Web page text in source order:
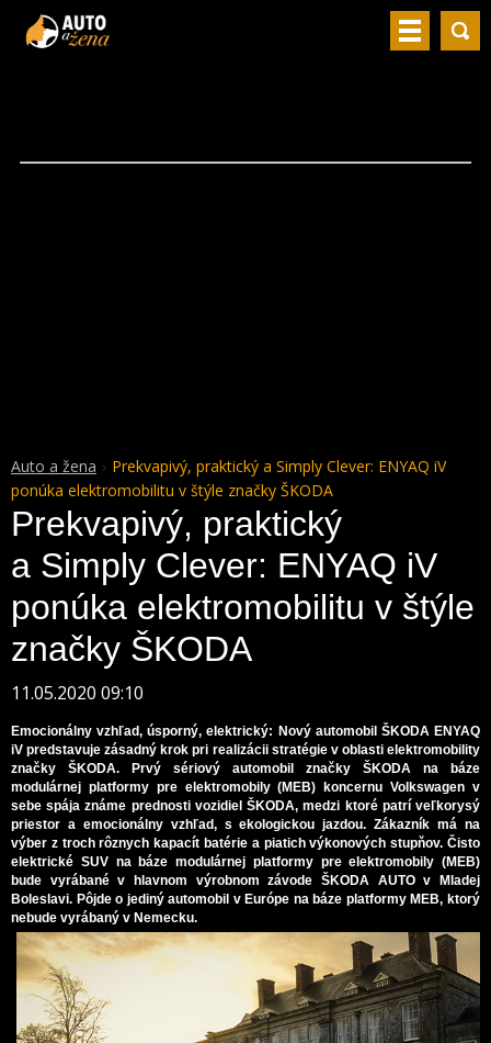
Auto a žena
Prekvapivý, praktický a Simply Clever: ENYAQ iV
ponúka elektromobilitu v štýle značky ŠKODA
Prekvapivý, praktický
a Simply Clever: ENYAQ iV
ponúka elektromobilitu v štýle
značky ŠKODA
11.05.2020 09:10
Emocionálny vzhľad, úsporný, elektrický: Nový automobil ŠKODA ENYAQ
iV predstavuje zásadný krok pri realizácii stratégie v oblasti elektromobility
značky ŠKODA. Prvý sériový automobil značky ŠKODA na báze
modulárnej platformy pre elektromobily (MEB) koncernu Volkswagen v
sebe spája známe prednosti vozidiel ŠKODA, medzi ktoré patrí veľkorysý
priestor a emocionálny vzhľad, s ekologickou jazdou. Zákazník má na
výber z troch rôznych kapacít batérie a piatich výkonových stupňov. Čisto
elektrické SUV na báze modulárnej platformy pre elektromobily (MEB)
bude vyrábané v hlavnom výrobnom závode ŠKODA AUTO v Mladej
Boleslavi. Pôjde o jediný automobil v Európe na báze platformy MEB, ktorý
nebude vyrábaný v Nemecku.